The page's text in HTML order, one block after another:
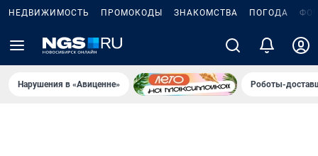
НЕДВИЖИМОСТЬ ПРОМОКОДЫ ЗНАКОМСТВА ПОГОДА
Нарушения в «Авиценне» Роботы-